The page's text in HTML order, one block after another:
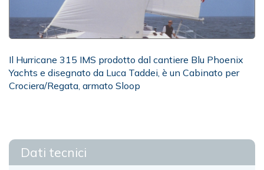
Il Hurricane 315 IMS prodotto dal cantiere Blu Phoenix
Yachts e disegnato da Luca Taddei, è un Cabinato per
Crociera/Regata, armato Sloop
Dati tecnici